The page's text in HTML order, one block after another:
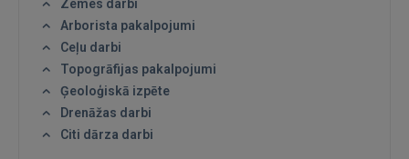
Zemes darbi
Arborista pakalpojumi
Ceļu darbi
Topogrāfijas pakalpojumi
Ģeoloģiskā izpēte
Drenāžas darbi
Citi dārza darbi